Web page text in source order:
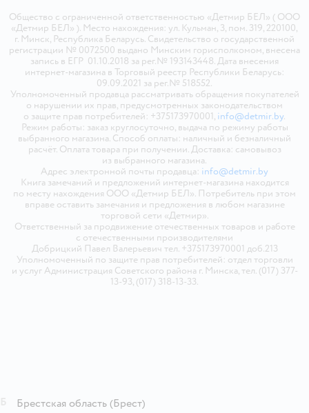
Общество с ограниченной ответственностью «Детмир БЕЛ» ( ООО
«Детмир БЕЛ» ). Место нахождения: ул. Кульман, 3, пом. 319, 220100,
г. Минск, Республика Беларусь. Свидетельство о государственной
регистрации № 0072500 выдано Минским горисполкомом, внесена
запись в ЕГР 01.10.2018 за рег.№ 193143448. Дата внесения
интернет-магазина в Торговый реестр Республики Беларусь:
09.09.2021 за рег.№ 518552.
Уполномоченный продавца рассматривать обращения покупателей
о нарушении их прав, предусмотренных законодательством
о защите прав потребителей: +375173970001, info@detmir.by.
Режим работы: заказ круглосуточно, выдача по режиму работы
выбранного магазина. Способ оплаты: наличный и безналичный
расчёт. Оплата товара при получении. Доставка: самовывоз
из выбранного магазина.
Адрес электронной почты продавца: info@detmir.by
Книга замечаний и предложений интернет-магазина находится
по месту нахождения ООО «Детмир БЕЛ». Потребитель при этом
вправе оставить замечания и предложения в любом магазине
торговой сети «Детмир».
Ответственный за продвижение отечественных товаров и работе
с отечественными производителями
Добрицкий Павел Валерьевич тел. +375173970001 доб.213
Уполномоченный по защите прав потребителей: отдел торговли
и услуг Администрация Советского района г. Минска, тел. (017) 377-
13-93, (017) 318-13-33.
Брестская область (Брест)